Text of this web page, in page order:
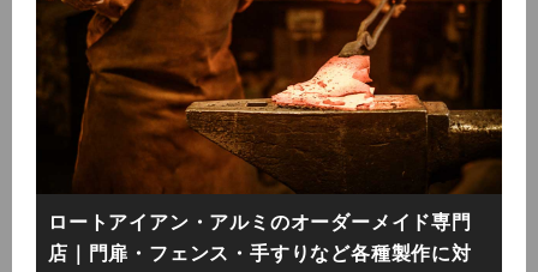
ロートアイアン・アルミのオーダーメイド専門
店｜門扉・フェンス・手すりなど各種製作に対